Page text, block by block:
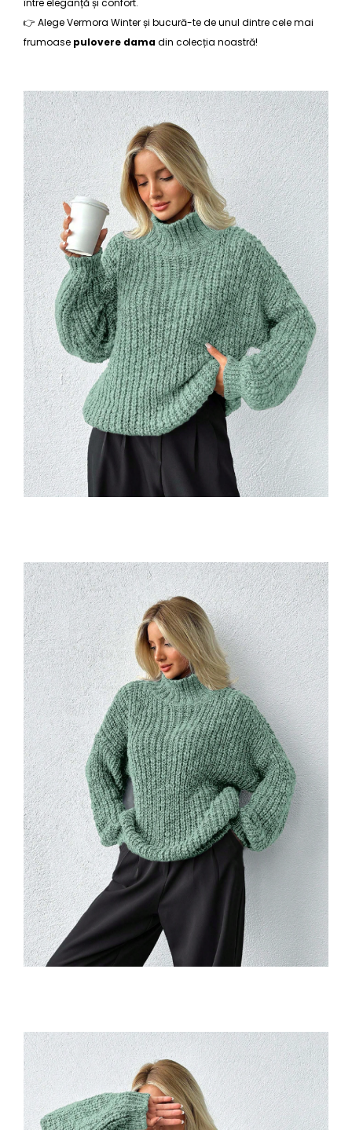
între eleganță și confort.
👉 Alege Vermora Winter și bucură-te de unul dintre cele mai
frumoase pulovere damadin colecția noastră!